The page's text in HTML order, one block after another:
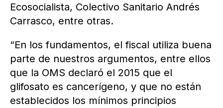
Ecosocialista, Colectivo Sanitario Andrés
Carrasco, entre otras.
“En los fundamentos, el fiscal utiliza buena
parte de nuestros argumentos, entre ellos
que la OMS declaró el 2015 que el
glifosato es cancerígeno, y que no están
establecidos los mínimos principios